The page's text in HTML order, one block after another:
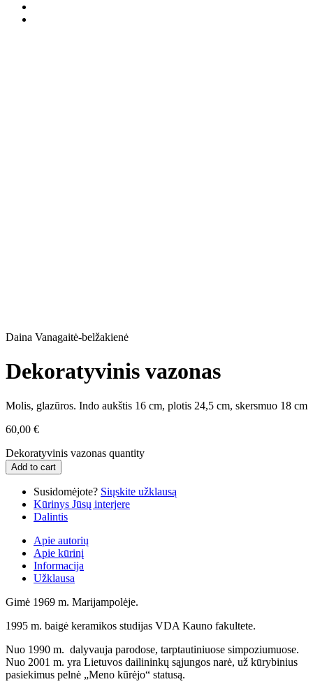
Daina Vanagaitė-belžakienė
Dekoratyvinis vazonas
Molis, glazūros. Indo aukštis 16 cm, plotis 24,5 cm, skersmuo 18 cm
60,00 €
Dekoratyvinis vazonas quantity
Add to cart
Susidomėjote? Siųskite užklausą
Kūrinys Jūsų interjere
Dalintis
Apie autorių
Apie kūrinį
Informacija
Užklausa
Gimė 1969 m. Marijampolėje.
1995 m. baigė keramikos studijas VDA Kauno fakultete.
Nuo 1990 m. dalyvauja parodose, tarptautiniuose simpoziumuose.
Nuo 2001 m. yra Lietuvos dailininkų sąjungos narė, už kūrybinius
pasiekimus pelnė „Meno kūrėjo“ statusą.